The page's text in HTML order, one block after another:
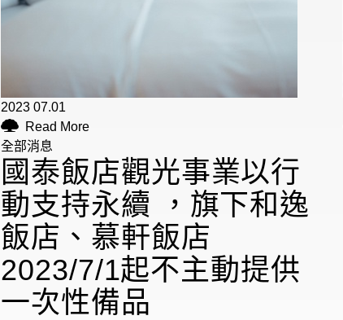
2023 07.01
Read More
全部消息
國泰飯店觀光事業以行
動支持永續 ，旗下和逸
飯店、慕軒飯店
2023/7/1起不主動提供
一次性備品